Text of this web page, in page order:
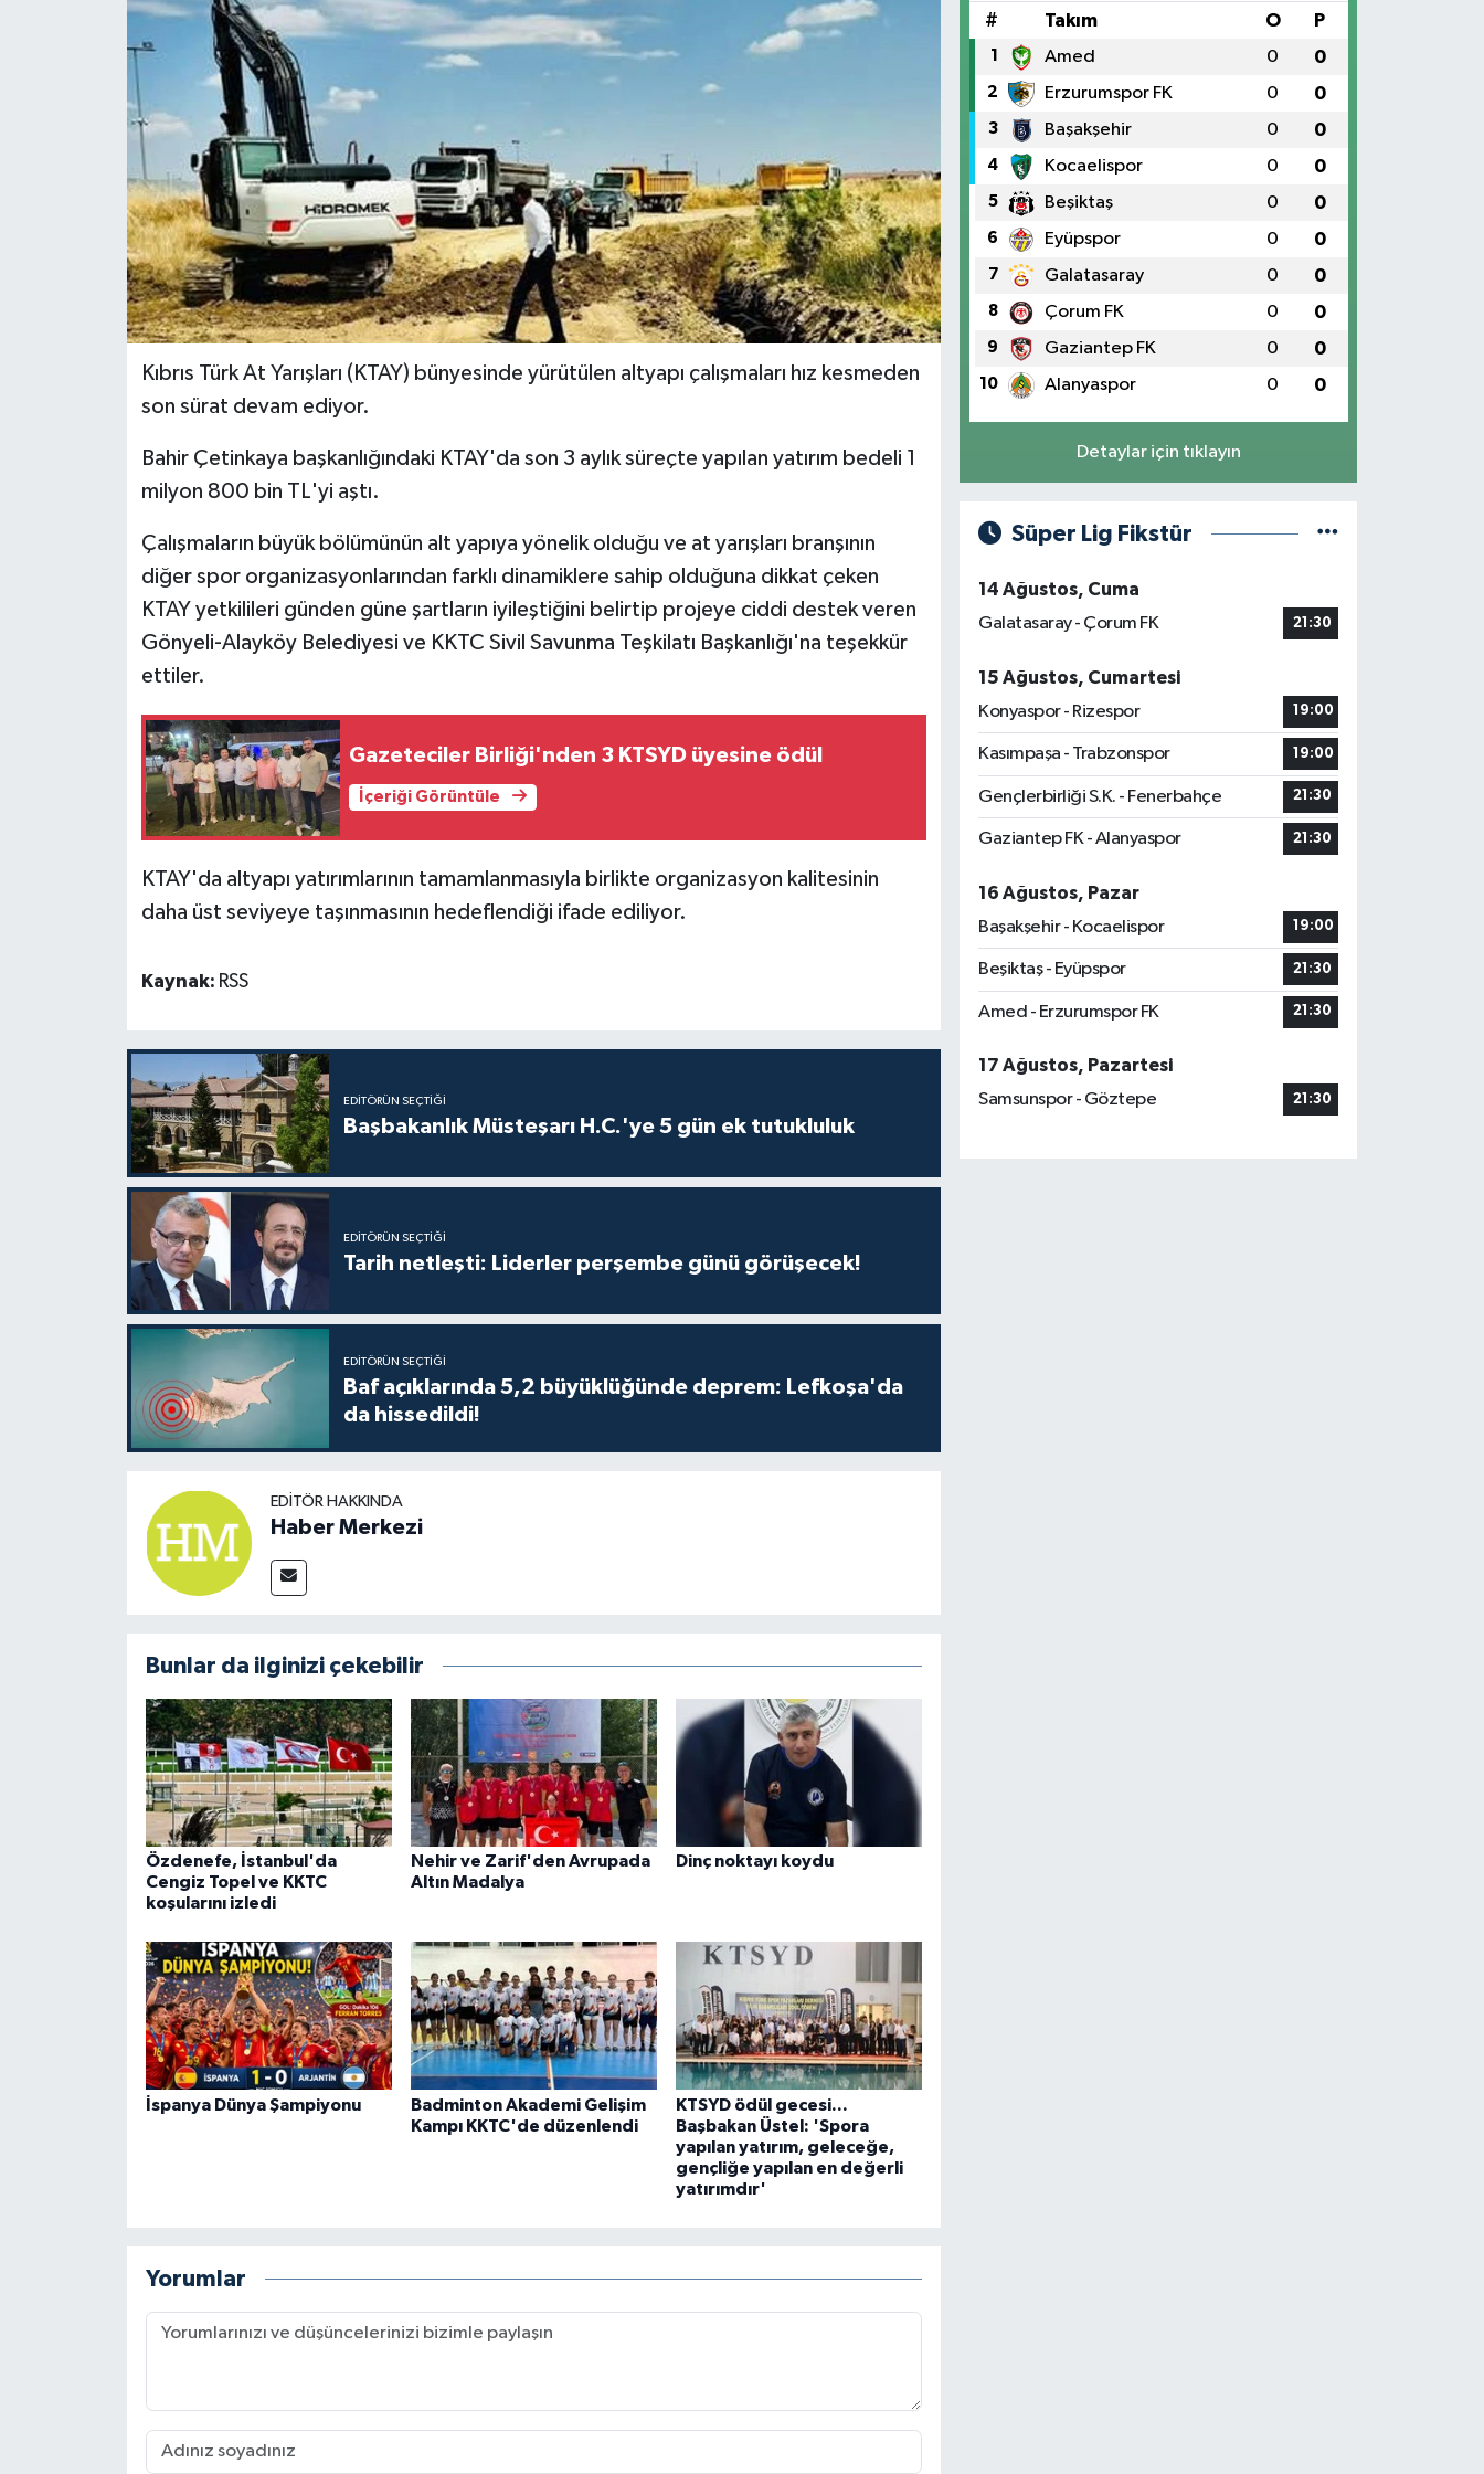
Kıbrıs Türk At Yarışları (KTAY) bünyesinde yürütülen altyapı çalışmaları hız kesmeden
son sürat devam ediyor.
Bahir Çetinkaya başkanlığındaki KTAY'da son 3 aylık süreçte yapılan yatırım bedeli 1
milyon 800 bin TL'yi aştı.
Çalışmaların büyük bölümünün alt yapıya yönelik olduğu ve at yarışları branşının
diğer spor organizasyonlarından farklı dinamiklere sahip olduğuna dikkat çeken
KTAY yetkilileri günden güne şartların iyileştiğini belirtip projeye ciddi destek veren
Gönyeli-Alayköy Belediyesi ve KKTC Sivil Savunma Teşkilatı Başkanlığı'na teşekkür
ettiler.
Gazeteciler Birliği'nden 3 KTSYD üyesine ödül
İçeriği Görüntüle
KTAY'da altyapı yatırımlarının tamamlanmasıyla birlikte organizasyon kalitesinin
daha üst seviyeye taşınmasının hedeflendiği ifade ediliyor.
Kaynak: RSS
EDITÖRÜN SEÇTIĞI
Başbakanlık Müsteşarı H.C.'ye 5 gün ek tutukluluk
EDITÖRÜN SEÇTIĞI
Tarih netleşti: Liderler perşembe günü görüşecek!
EDITÖRÜN SEÇTIĞI
Baf açıklarında 5,2 büyüklüğünde deprem: Lefkoşa'da
da hissedildi!
EDITÖR HAKKINDA
Haber Merkezi
Bunlar da ilginizi çekebilir
Özdenefe, İstanbul'da
Cengiz Topel ve KKTC
koşularını izledi
Nehir ve Zarif'den Avrupada
Altın Madalya
Dinç noktayı koydu
İspanya Dünya Şampiyonu
Badminton Akademi Gelişim
Kampı KKTC'de düzenlendi
KTSYD ödül gecesi...
Başbakan Üstel: 'Spora
yapılan yatırım, geleceğe,
gençliğe yapılan en değerli
yatırımdır'
Yorumlar
# Takım O P
1 Amed 0 0
2 Erzurumspor FK 0 0
3 Başakşehir 0 0
4 Kocaelispor 0 0
5 Beşiktaş 0 0
6 Eyüpspor 0 0
7 Galatasaray 0 0
8 Çorum FK 0 0
9 Gaziantep FK 0 0
10 Alanyaspor 0 0
Detaylar için tıklayın
Süper Lig Fikstür
14 Ağustos, Cuma
Galatasaray - Çorum FK
21:30
15 Ağustos, Cumartesi
Konyaspor - Rizespor
19:00
Kasımpaşa - Trabzonspor 19:00
Gençlerbirliği S.K. - Fenerbahçe 21:30
Gaziantep FK - Alanyaspor 21:30
16 Ağustos, Pazar
Başakşehir - Kocaelispor
19:00
Beşiktaş - Eyüpspor 21:30
Amed - Erzurumspor FK 21:30
17 Ağustos, Pazartesi
Samsunspor - Göztepe
21:30
ESENTEPE
GAZİMAĞUSA
GÜNDEM
GÜNEY KIBRIS
İÇ HABERLER
KÜLTÜR SANAT
LEFKOŞA
MAGAZİN
Nöbetçi Eczaneler